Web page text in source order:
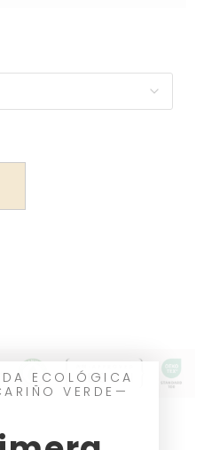
ECOLÓGICA
VERDE—